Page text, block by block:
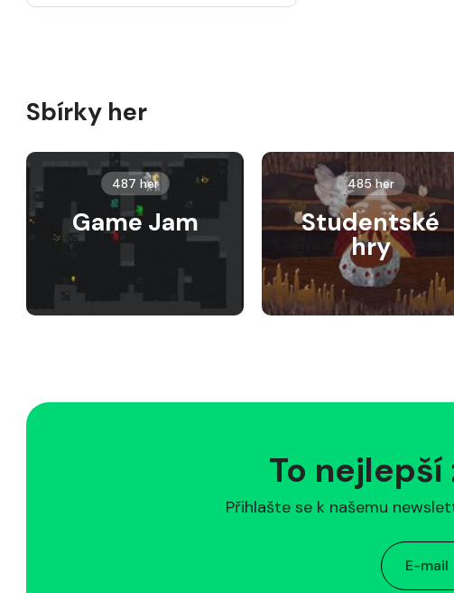
Sbírky her
487 her
Game Jam
485 her
Studentské
hry
To
Přihlašte se k našemu